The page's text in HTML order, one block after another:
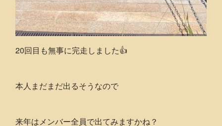
20回目も無事に完走しました👍
本人まだまだ出るそうなので
来年はメンバー全員で出てみますかね？